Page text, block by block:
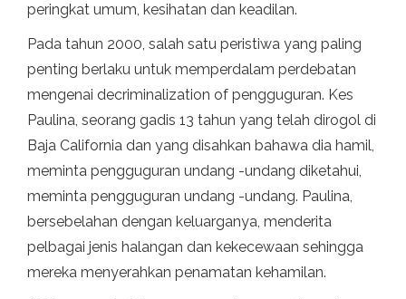
peringkat umum, kesihatan dan keadilan.
Pada tahun 2000, salah satu peristiwa yang paling
penting berlaku untuk memperdalam perdebatan
mengenai decriminalization of pengguguran. Kes
Paulina, seorang gadis 13 tahun yang telah dirogol di
Baja California dan yang disahkan bahawa dia hamil,
meminta pengguguran undang -undang diketahui,
meminta pengguguran undang -undang. Paulina,
bersebelahan dengan keluarganya, menderita
pelbagai jenis halangan dan kekecewaan sehingga
mereka menyerahkan penamatan kehamilan.